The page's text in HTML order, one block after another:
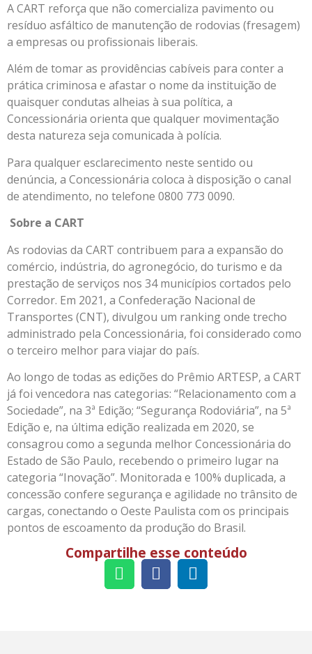
A CART reforça que não comercializa pavimento ou
resíduo asfáltico de manutenção de rodovias (fresagem)
a empresas ou profissionais liberais.
Além de tomar as providências cabíveis para conter a
prática criminosa e afastar o nome da instituição de
quaisquer condutas alheias à sua política, a
Concessionária orienta que qualquer movimentação
desta natureza seja comunicada à polícia.
Para qualquer esclarecimento neste sentido ou
denúncia, a Concessionária coloca à disposição o canal
de atendimento, no telefone 0800 773 0090.
Sobre a CART
As rodovias da CART contribuem para a expansão do
comércio, indústria, do agronegócio, do turismo e da
prestação de serviços nos 34 municípios cortados pelo
Corredor. Em 2021, a Confederação Nacional de
Transportes (CNT), divulgou um ranking onde trecho
administrado pela Concessionária, foi considerado como
o terceiro melhor para viajar do país.
Ao longo de todas as edições do Prêmio ARTESP, a CART
já foi vencedora nas categorias: “Relacionamento com a
Sociedade”, na 3ª Edição; “Segurança Rodoviária”, na 5ª
Edição e, na última edição realizada em 2020, se
consagrou como a segunda melhor Concessionária do
Estado de São Paulo, recebendo o primeiro lugar na
categoria “Inovação”. Monitorada e 100% duplicada, a
concessão confere segurança e agilidade no trânsito de
cargas, conectando o Oeste Paulista com os principais
pontos de escoamento da produção do Brasil.
Compartilhe esse conteúdo